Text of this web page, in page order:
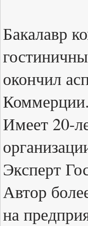
Бакалавр
окончил
Коммерции.
Имеет 20-
Эксперт
Автор
на